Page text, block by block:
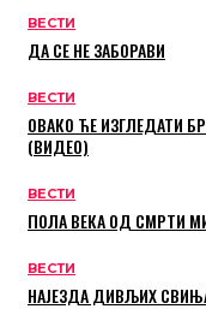
ВЕСТИ
ДА СЕ НЕ ЗАБОРАВИ
ВЕСТИ
ОВАКО ЋЕ ИЗГЛЕДАТИ
(ВИДЕО)
ВЕСТИ
ПОЛА ВЕКА ОД СМРТИ
ВЕСТИ
НАЈЕЗДА ДИВЉИХ